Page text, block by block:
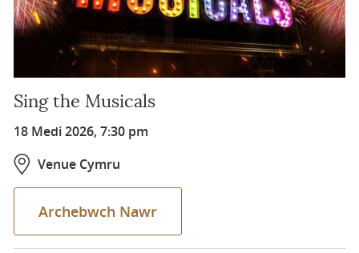
Sing the Musicals
18 Medi 2026, 7:30 pm
Venue Cymru
Archebwch Nawr